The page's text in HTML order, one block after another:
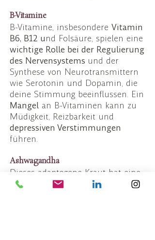
B-Vitamine
B-Vitamine, insbesondere Vitamin
B6, B12 und Folsäure, spielen eine
wichtige Rolle bei der Regulierung
des Nervensystems und der
Synthese von Neurotransmittern
wie Serotonin und Dopamin, die
deine Stimmung beeinflussen. Ein
Mangel an B-Vitaminen kann zu
Müdigkeit, Reizbarkeit und
depressiven Verstimmungen
führen.
Ashwagandha
Dieses adaptogene Kraut hat eine
lange Tradition in der